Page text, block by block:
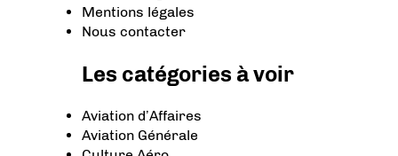
Mentions légales
Nous contacter
Les catégories à voir
Aviation d’Affaires
Aviation Générale